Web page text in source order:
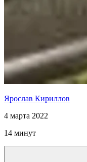
Ярослав Кириллов
4 марта 2022
14 минут